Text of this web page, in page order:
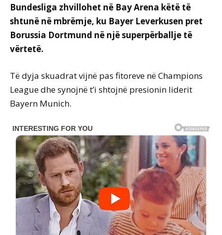
Bundesliga zhvillohet në Bay Arena këtë të
shtunë në mbrëmje, ku Bayer Leverkusen pret
Borussia Dortmund në një superpërballje të
vërtetë.
Të dyja skuadrat vijnë pas fitoreve në Champions
League dhe synojnë t’i shtojnë presionin liderit
Bayern Munich.